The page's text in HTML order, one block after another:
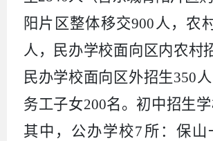
阳片区整体移交900人，农
人，民办学校面向区内农村
民办学校面向区外招生350
务工子女200名。初中招生学
其中，公办学校7所：保山